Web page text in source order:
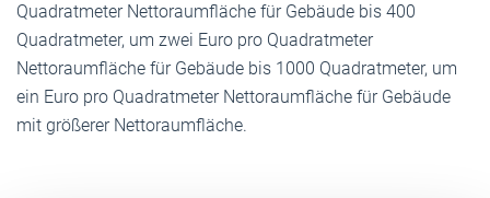
Quadratmeter Nettoraumfläche für Gebäude bis 400
Quadratmeter, um zwei Euro pro Quadratmeter
Nettoraumfläche für Gebäude bis 1000 Quadratmeter, um
ein Euro pro Quadratmeter Nettoraumfläche für Gebäude
mit größerer Nettoraumfläche.